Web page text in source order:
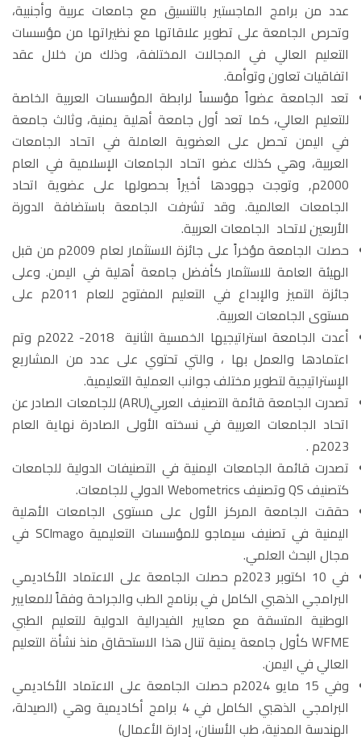
عدد من برامج الماجستير بالتنسيق مع جامعات عربية وأجنبية،
وتحرص الجامعة على تطوير علاقاتها مع نظيراتها من مؤسسات
التعليم العالي في المجالات المختلفة، وذلك من خلال عقد
اتفاقيات تعاون وتوأمة.
تعد الجامعة عضواً مؤسساً لرابطة المؤسسات العربية الخاصة
للتعليم العالي، كما تعد أول جامعة أهلية يمنية، وثالث جامعة
في اليمن تحصل على العضوية العاملة في اتحاد الجامعات
العربية، وهي كذلك عضو اتحاد الجامعات الإسلامية في العام
2000م, وتوجت جهودها أخيراً بحصولها على عضوية اتحاد
الجامعات العالمية. وقد تشرفت الجامعة باستضافة الدورة
الأربعين لاتحاد الجامعات العربية.
حصلت الجامعة مؤخراً على جائزة الاستثمار لعام 2009م من قبل
الهيئة العامة للاستثمار كأفضل جامعة أهلية في اليمن. وعلى
جائزة التميز والإبداع في التعليم المفتوح للعام 2011م على
مستوى الجامعات العربية.
أعدت الجامعة استراتيجيها الخمسية الثانية 2018- 2022م وتم
اعتمادها والعمل بها ، والتي تحتوي على عدد من المشاريع
الإستراتيجية لتطوير مختلف جوانب العملية التعليمية.
تصدرت الجامعة قائمة التصنيف العربي(ARU) للجامعات الصادر عن
اتحاد الجامعات العربية في نسخته الأولى الصادرة نهاية العام
2023م .
تصدرت قائمة الجامعات اليمنية في التصنيفات الدولية للجامعات
كتصنيف QS وتصنيف Webometrics الدولي للجامعات.
حققت الجامعة المركز الأول على مستوى الجامعات الأهلية
اليمنية في تصنيف سيماجو للمؤسسات التعليمية SCImago في
مجال البحث العلمي.
في 10 اكتوبر 2023م حصلت الجامعة على الاعتماد الأكاديمي
البرامجي الذهبي الكامل في برنامج الطب والجراحة وفقاً للمعايير
الوطنية المتسقة مع معايير الفيدرالية الدولية للتعليم الطبي
WFME كأول جامعة يمنية تنال هذا الاستحقاق منذ نشأة التعليم
العالي في اليمن.
وفي 15 مايو 2024م حصلت الجامعة على الاعتماد الأكاديمي
البرامجي الذهبي الكامل في 4 برامج أكاديمية وهي (الصيدلة،
الهندسة المدنية، طب الأسنان، إدارة الأعمال)